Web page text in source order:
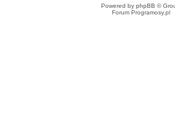
Powered by phpBB ©
Forum Programosy.pl